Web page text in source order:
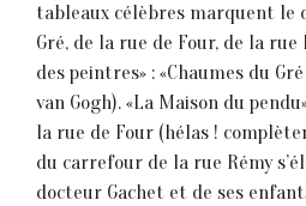
tableaux célèbres marquent le
Gré, de la rue de Four, de la rue
des peintres» : «Chaumes du
van Gogh). «La Maison du
la rue de Four (hélas !
du carrefour de la rue Rémy
docteur Gachet et de ses